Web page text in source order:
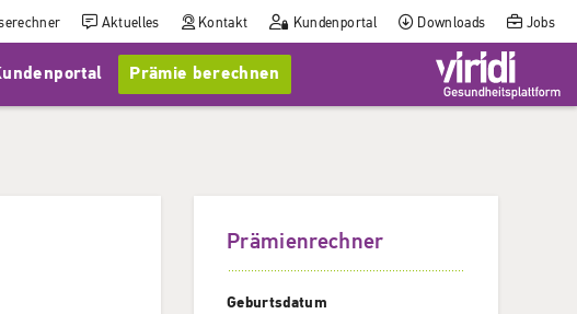
Aktuelles Kontakt Kundenportal Downloads Jobs
Prämie berechnen
Prämienrechner
Geburtsdatum